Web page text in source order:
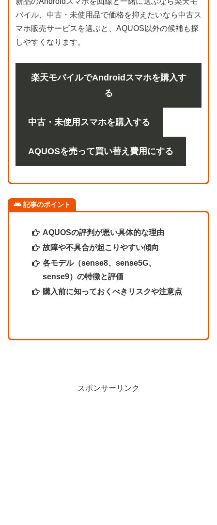
バイル、中古・未使用品で価格を抑えたいなら中古ス
マホ販売サービスを選ぶと、AQUOS以外の候補も探
しやすくなります。
楽天モバイルでAndroidスマホを購入す
る
中古・未使用スマホを購入する
AQUOSを売って買い替え費用にする
記事のポイント
AQUOSの評判が悪い具体的な理由
故障や不具合が起こりやすい傾向
各モデル（sense8、sense5G、
sense9）の特徴と評価
購入前に知っておくべきリスクや注意点
スポンサーリンク